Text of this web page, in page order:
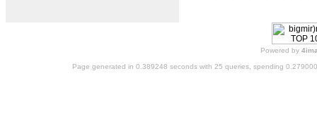
Powered by
Page generated in 0.389248 seconds with 25 queries, spending